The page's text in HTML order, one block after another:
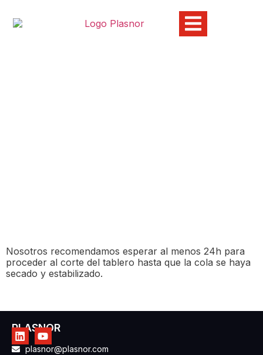
Nosotros recomendamos esperar al menos 24h para
proceder al corte del tablero hasta que la cola se haya
secado y estabilizado.
PLASNOR
plasnor@plasnor.com